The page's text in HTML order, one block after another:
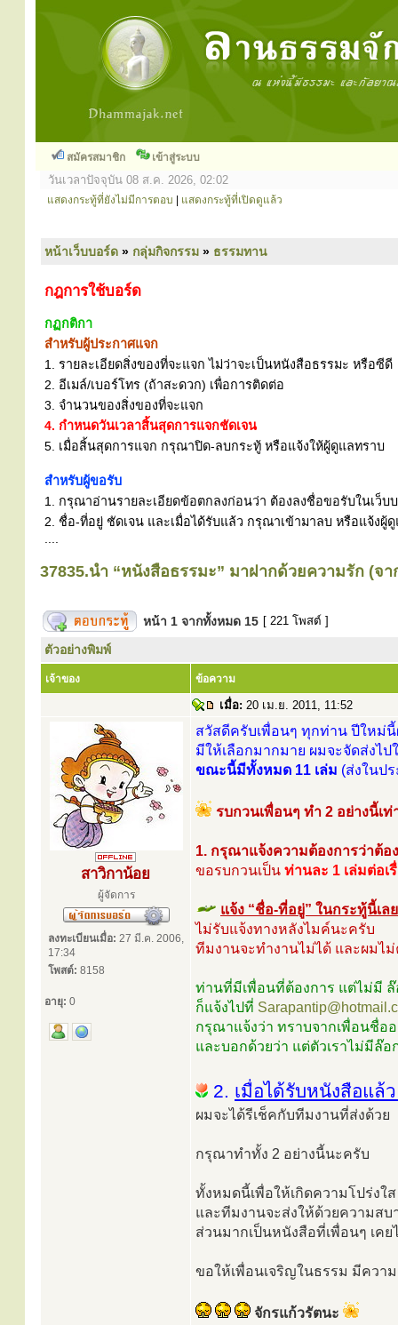
สมัครสมาชิก เข้าสู่ระบบ
วันเวลาปัจจุบัน 08 ส.ค. 2026, 02:02
แสดงกระทู้ที่ยังไม่มีการตอบ แสดงกระทู้ที่เปิดดูแล้ว
หน้าเว็บบอร์ด » กลุ่มกิจกรรม » ธรรมทาน
กฎการใช้บอร์ด
กฏกติกา
สำหรับผู้ประกาศแจก
1. รายละเอียดสิ่งของที่จะแจก ไม่ว่าจะเป็นหนังสือธรรมะ หรือซีดี
2. อีเมล์/เบอร์โทร (ถ้าสะดวก) เพื่อการติดต่อ
3. จำนวนของสิ่งของที่จะแจก
4. กำหนดวันเวลาสิ้นสุดการแจกชัดเจน
5. เมื่อสิ้นสุดการแจก กรุณาปิด-ลบกระทู้ หรือแจ้งให้ผู้ดูแลทราบ
สำหรับผู้ขอรับ
1. กรุณาอ่านรายละเอียดข้อตกลงก่อนว่า ต้องลงชื่อขอรับในเว็บ
2. ชื่อ-ที่อยู่ ชัดเจน และเมื่อได้รับแล้ว กรุณาเข้ามาลบ หรือแจ้ง
37835.นำ “หนังสือธรรมะ” มาฝากด้วยความรัก (จ
หน้า 1 จากทั้งหมด 15 [ 221 โพสต์ ]
ตัวอย่างพิมพ์
เจ้าของ ข้อความ
เมื่อ: 20 เม.ย. 2011, 11:52
สาวิกาน้อย
ผู้จัดการ
ลงทะเบียนเมื่อ: 27 มี.ค. 2006,
17:34
โพสต์: 8158
อายุ: 0
สวัสดีครับเพื่อนๆ ทุกท่าน ปีใหม่
มีให้เลือกมากมาย ผมจะจัดส่งไ
ขณะนี้มีทั้งหมด 11 เล่ม (ส่งในป
รบกวนเพื่อนๆ ทำ 2 อย่างนี้เ
1. กรุณาแจ้งความต้องการว่าต้อ
ขอรบกวนเป็น ท่านละ 1 เล่มต่อเ
แจ้ง “ชื่อ-ที่อยู่” ในกระทู้นี้เล
ไม่รับแจ้งทางหลังไมค์นะครับ
ทีมงานจะทำงานไม่ได้ และผมไ
ท่านที่มีเพื่อนที่ต้องการ แต่ไม่มี
ก็แจ้งไปที่
กรุณาแจ้งว่า ทราบจากเพื่อนชื่อ
และบอกด้วยว่า แต่ตัวเราไม่มีล๊
2. เมื่อได้รับหนังสือแล้
ผมจะได้รีเช็คกับทีมงานที่ส่งด้วย
กรุณาทำทั้ง 2 อย่างนี้นะครับ
ทั้งหมดนี้เพื่อให้เกิดความโปร่งใ
และทีมงานจะส่งให้ด้วยความสบ
ส่วนมากเป็นหนังสือที่เพื่อนๆ เค
ขอให้เพื่อนเจริญในธรรม มีควา
จักรแก้วรัตนะ